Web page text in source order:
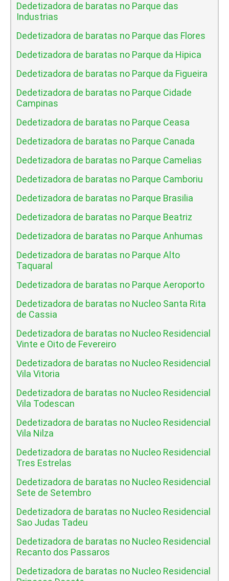
Dedetizadora de baratas no Parque das
Industrias
Dedetizadora de baratas no Parque das Flores
Dedetizadora de baratas no Parque da Hipica
Dedetizadora de baratas no Parque da Figueira
Dedetizadora de baratas no Parque Cidade
Campinas
Dedetizadora de baratas no Parque Ceasa
Dedetizadora de baratas no Parque Canada
Dedetizadora de baratas no Parque Camelias
Dedetizadora de baratas no Parque Camboriu
Dedetizadora de baratas no Parque Brasilia
Dedetizadora de baratas no Parque Beatriz
Dedetizadora de baratas no Parque Anhumas
Dedetizadora de baratas no Parque Alto
Taquaral
Dedetizadora de baratas no Parque Aeroporto
Dedetizadora de baratas no Nucleo Santa Rita
de Cassia
Dedetizadora de baratas no Nucleo Residencial
Vinte e Oito de Fevereiro
Dedetizadora de baratas no Nucleo Residencial
Vila Vitoria
Dedetizadora de baratas no Nucleo Residencial
Vila Todescan
Dedetizadora de baratas no Nucleo Residencial
Vila Nilza
Dedetizadora de baratas no Nucleo Residencial
Tres Estrelas
Dedetizadora de baratas no Nucleo Residencial
Sete de Setembro
Dedetizadora de baratas no Nucleo Residencial
Sao Judas Tadeu
Dedetizadora de baratas no Nucleo Residencial
Recanto dos Passaros
Dedetizadora de baratas no Nucleo Residencial